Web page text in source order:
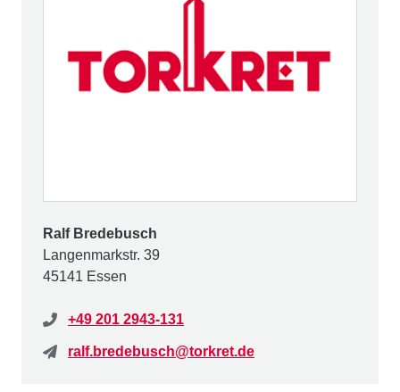
Ralf Bredebusch
Langenmarkstr. 39
45141 Essen
+49 201 2943-131
ralf.bredebusch@torkret.de